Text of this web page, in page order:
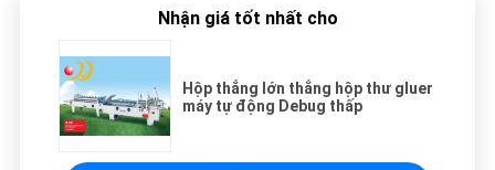
Nhận giá tốt nhất cho
Hộp thẳng lớn thẳng hộp thư gluer
máy tự động Debug thấp